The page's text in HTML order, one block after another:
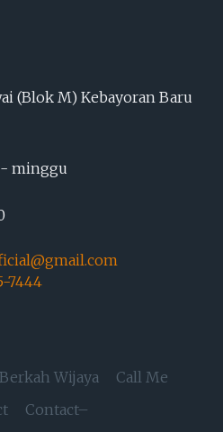
(Blok M) Kebayoran Baru
minggu
7444
Wijaya
Call Me
Contact–